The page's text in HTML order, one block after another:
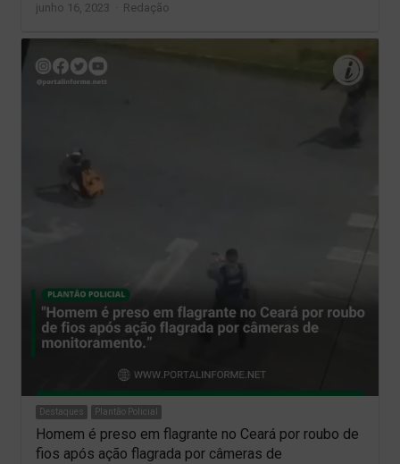
junho 16, 2023 Author
Redação
Destaques Plantão Policial
Homem é preso em flagrante no Ceará por roubo de
fios após ação flagrada por câmeras de